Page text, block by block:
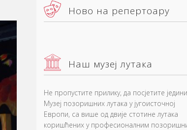
Ново на репертоару
Наш музеј лутака
Не пропустите прилику, да посјетите једини
Музеј позоришних лутака у југоисточној
Европи, са више од двије стотине лутака
коришћених у професионалним